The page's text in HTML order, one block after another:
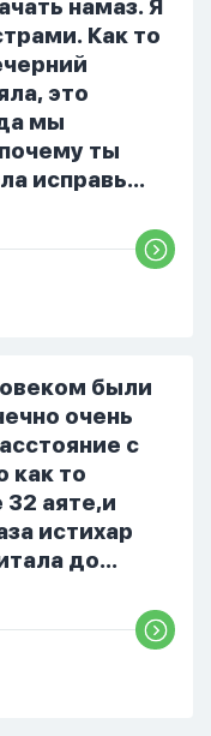
Затем
намаз. Я
Как то
это
мы
ты
исправь
на
Я просто
. Дуа
дома. Я
были
очень
с
как то
аяте,и
истихар
до
и в
хорошие
я решила в